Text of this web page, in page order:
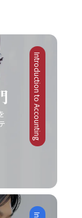
事で話が
場合にも迅
能となりま
なのは、一
図や認識を
を実践し、
常の業務に
や業務効率
ュニケーシ
ことが、
要素とな
環境に応じ
メール、オ
に適したコ
め、各媒体
軟な対応が
えて、自己
ュアップし
め
ション能
具体的な
。現代ビ
報伝達で
度なスキル
、そして状
若手ビジネ
社との差別
からの孤立
ト削減施策
いた結果、
られまし
方において
分であり、
欠であるこ
場の創出
、既存市
重視され
。しかし、
、強み、さ
上を図るこ
注意点は単
的・環境的
の対策が必
期に処理す
ムの導入も
リマインダ
用すること
だし、こう
と向き合
癖 改善」
極めて重要
感の低下、
Introduction to Accounting